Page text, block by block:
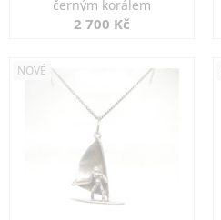
černým korálem
2 700 Kč
NOVÉ